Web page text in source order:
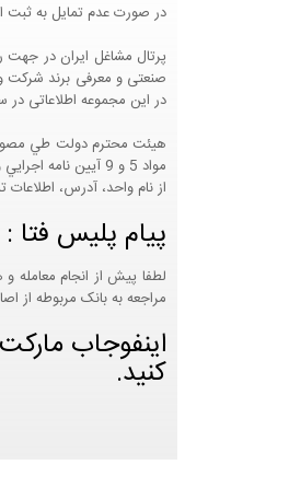
در صورت عدم تمایل به ثبت
صنعتی و معرفی برند شرکت
در این مجموعه اطلاعاتی در
از نام واحد، آدرس،
پیام پلیس فتا :
لطفا پیش از انجام معامله
مراجعه به بانک مربوطه از
اینفوجاب
کنید.